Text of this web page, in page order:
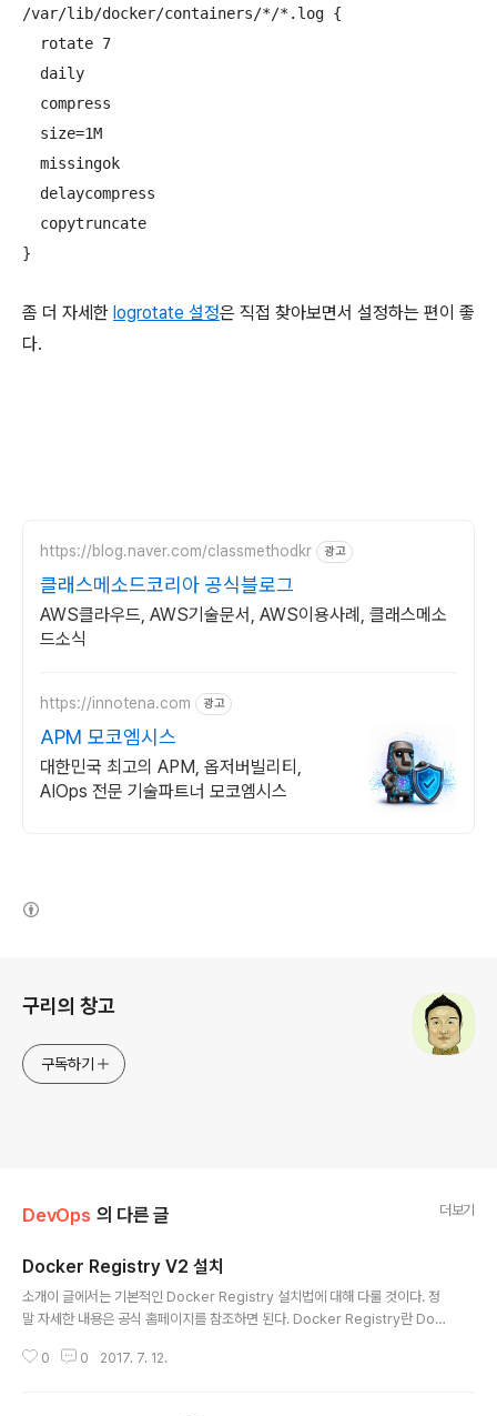
/var/lib/docker/containers/*/*.log {
  rotate 7
  daily
  compress
  size=1M
  missingok
  delaycompress
  copytruncate
}
좀 더 자세한 logrotate 설정은 직접 찾아보면서 설정하는 편이 좋
다.
https://blog.naver.com/classmethodkr 광고
클래스메소드코리아 공식블로그
AWS클라우드, AWS기술문서, AWS이용사례, 클래스메소
드소식
https://innotena.com 광고
APM 모코엠시스
대한민국 최고의 APM, 옵저버빌리티,
AIOps 전문 기술파트너 모코엠시스
구리의 창고
구독하기
DevOps 의 다른 글 더보기
Docker Registry V2 설치
소개이 글에서는 기본적인 Docker Registry 설치법에 대해 다룰 것이다. 정
말 자세한 내용은 공식 홈페이지를 참조하면 된다. Docker Registry란 Doc
으로 Docker Image를 관리 할 일이 생기면 필수라고 생각된다. Docker Re
0 0 2017. 7. 12.